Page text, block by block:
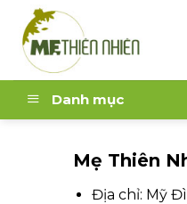
content
Danh mục
Mẹ Thiên
Địa chỉ: Mỹ